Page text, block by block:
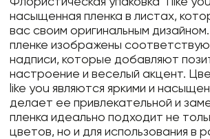
насыщенная пленка в листах,
вас своим оригинальным
пленке изображены
надписи, которые добавляют
настроение и веселый акцент.
like you являются яркими и
делает ее привлекательной и
пленка идеально подходит не
цветов, но и для использования в